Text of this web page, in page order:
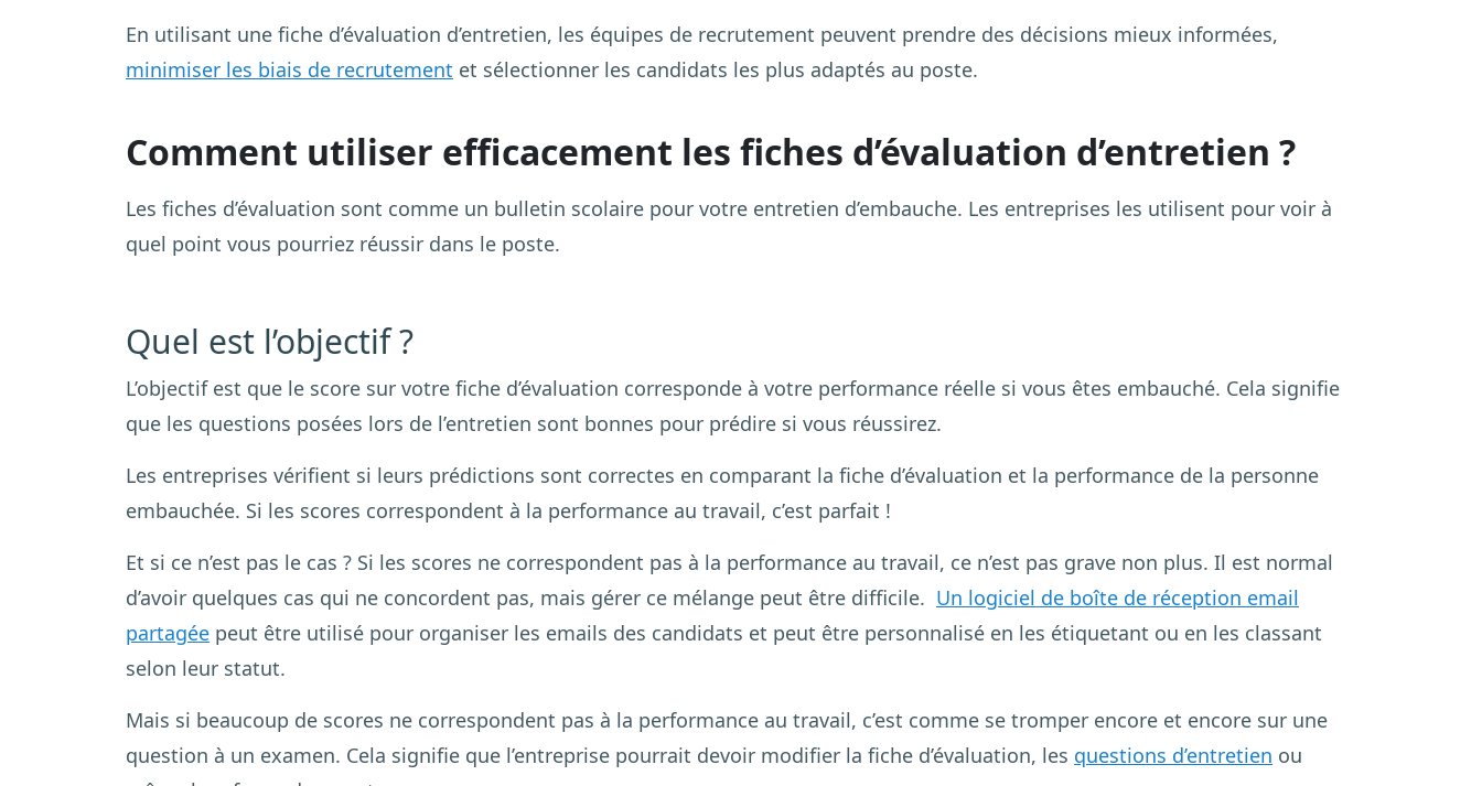
En utilisant une fiche d’évaluation d’entretien, les équipes de recrutement peuvent prendre des décisions mieux informées,
minimiser les biais de recrutement et sélectionner les candidats les plus adaptés au poste.
Comment utiliser efficacement les fiches d’évaluation d’entretien ?
Les fiches d’évaluation sont comme un bulletin scolaire pour votre entretien d’embauche. Les entreprises les utilisent pour voir à
quel point vous pourriez réussir dans le poste.
Quel est l’objectif ?
L’objectif est que le score sur votre fiche d’évaluation corresponde à votre performance réelle si vous êtes embauché. Cela signifie
que les questions posées lors de l’entretien sont bonnes pour prédire si vous réussirez.
Les entreprises vérifient si leurs prédictions sont correctes en comparant la fiche d’évaluation et la performance de la personne
embauchée. Si les scores correspondent à la performance au travail, c’est parfait !
Et si ce n’est pas le cas ? Si les scores ne correspondent pas à la performance au travail, ce n’est pas grave non plus. Il est normal
d’avoir quelques cas qui ne concordent pas, mais gérer ce mélange peut être difficile. Un logiciel de boîte de réception email
partagée peut être utilisé pour organiser les emails des candidats et peut être personnalisé en les étiquetant ou en les classant
selon leur statut.
Mais si beaucoup de scores ne correspondent pas à la performance au travail, c’est comme se tromper encore et encore sur une
question à un examen. Cela signifie que l’entreprise pourrait devoir modifier la fiche d’évaluation, les questions d’entretien ou